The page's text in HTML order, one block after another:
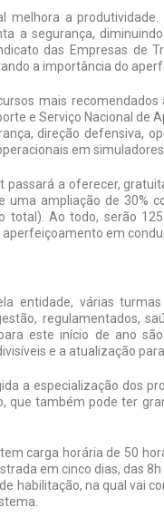
melhora a
a segurança,
das Empresas de
a importância do
mais
e Serviço Nacional de
direção defensiva,
em simuladores.
passará a oferecer,
uma ampliação de 30%
total). Ao todo, serão
em
entidade, várias
regulamentados,
este início de ano
e a atualização
a especialização dos
que também pode ter
carga horária de 50
em cinco dias, das
habilitação, na qual vai